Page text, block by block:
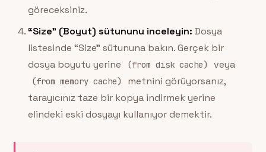
göreceksiniz.
“Size” (Boyut) sütununu inceleyin: Dosya
listesinde “Size” sütununa bakın. Gerçek bir
dosya boyutu yerine
(from disk cache) veya
(from memory cache)
metnini görüyorsanız,
tarayıcınız taze bir kopya indirmek yerine
elindeki eski dosyayı kullanıyor demektir.